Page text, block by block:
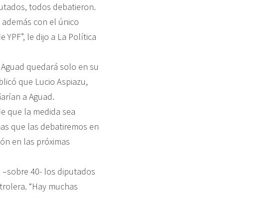
todos debatieron.
con el único
le dijo a La Política
quedará solo en su
que Lucio Aspiazu,
a Aguad.
que la medida sea
que las debatiremos en
en las próximas
40- los diputados
“Hay muchas